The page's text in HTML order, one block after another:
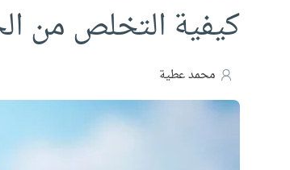
كيفية التخلص من
محمد عطية